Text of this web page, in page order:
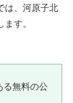
は、河原子北
す。
る無料の公